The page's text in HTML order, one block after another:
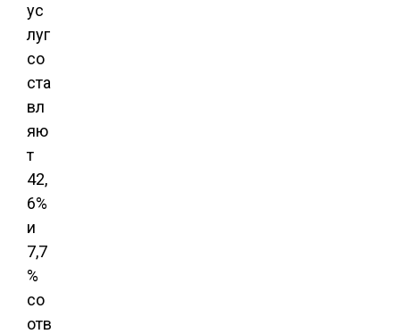
ус
луг
со
ста
вл
яю
т
42,
6%
и
7,7
%
со
отв